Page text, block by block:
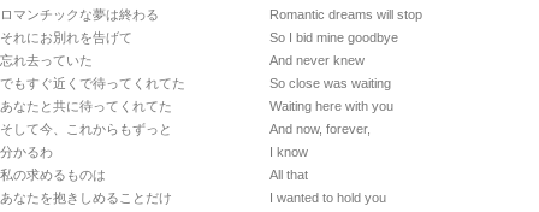
ロマンチックな夢は終わる
それにお別れを告げて
忘れ去っていた
でもすぐ近くで待ってくれてた
あなたと共に待ってくれてた
そして今、これからもずっと
分かるわ
私の求めるものは
あなたを抱きしめることだけ
Romantic dreams will stop
So I bid mine goodbye
And never knew
So close was waiting
Waiting here with you
And now, forever,
I know
All that
I wanted to hold you